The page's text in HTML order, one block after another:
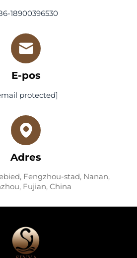
18900396530
E-pos
protected]
Adres
Fengzhou-stad, Nanan,
Fujian, China